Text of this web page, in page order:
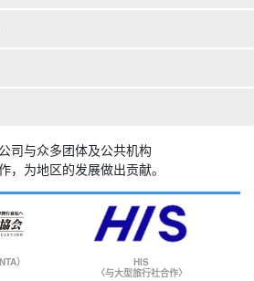
司与众多团体及公共机构
，为地区的发展做出贡献。
）
HIS
〈与大型旅行社合作〉